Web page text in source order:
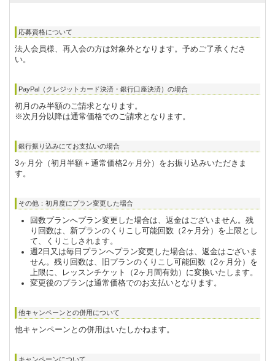
応募資格について
法人会員様、再入会の方は対象外となります。予めご了承くださ
い。
PayPal（クレジットカード決済・銀行口座決済）の場合
初月のみ半額のご請求となります。
※次月分以降は通常価格でのご請求となります。
銀行振り込みにてお支払いの場合
3ヶ月分（初月半額＋通常価格2ヶ月分）をお振り込みいただきま
す。
その他：初月度にプラン変更した場合
回数プランへプラン変更した場合は、返金はございません。残
り回数は、新プランのくりこし可能回数（2ヶ月分）を上限とし
て、くりこしされます。
週2日又は毎日プランへプラン変更した場合は、返金はございま
せん。残り回数は、旧プランのくりこし可能回数（2ヶ月分）を
上限に、レッスンチケット（2ヶ月間有効）に変換いたします。
変更後のプランは通常価格でのお支払いとなります。
他キャンペーンとの併用について
他キャンペーンとの併用はいたしかねます。
キャンペーンについて